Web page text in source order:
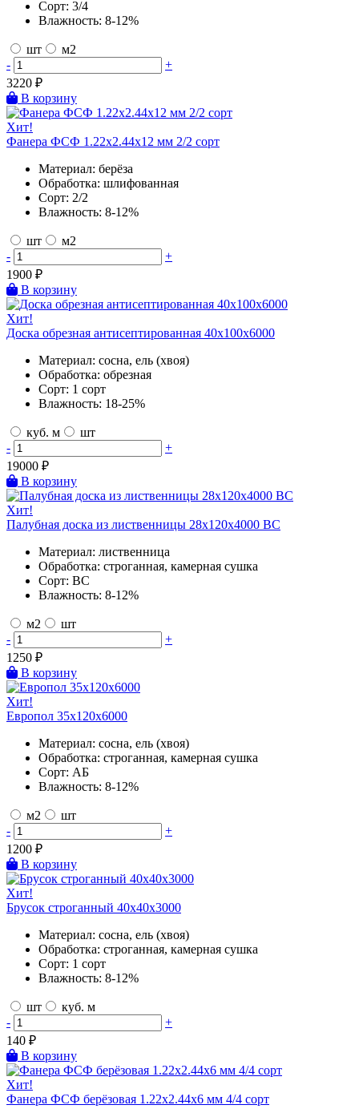
Сорт: 3/4
Влажность: 8-12%
шт
м2
-
+
3220 ₽
В корзину
Хит!
Фанера ФСФ 1.22х2.44х12 мм 2/2 сорт
Материал: берёза
Обработка: шлифованная
Сорт: 2/2
Влажность: 8-12%
шт
м2
-
+
1900 ₽
В корзину
Хит!
Доска обрезная антисептированная 40х100х6000
Материал: сосна, ель (хвоя)
Обработка: обрезная
Сорт: 1 сорт
Влажность: 18-25%
куб. м
шт
-
+
19000 ₽
В корзину
Хит!
Палубная доска из лиственницы 28х120х4000 BC
Материал: лиственница
Обработка: строганная, камерная сушка
Сорт: BC
Влажность: 8-12%
м2
шт
-
+
1250 ₽
В корзину
Хит!
Европол 35х120х6000
Материал: сосна, ель (хвоя)
Обработка: строганная, камерная сушка
Сорт: АБ
Влажность: 8-12%
м2
шт
-
+
1200 ₽
В корзину
Хит!
Брусок строганный 40х40х3000
Материал: сосна, ель (хвоя)
Обработка: строганная, камерная сушка
Сорт: 1 сорт
Влажность: 8-12%
шт
куб. м
-
+
140 ₽
В корзину
Хит!
Фанера ФСФ берёзовая 1.22х2.44х6 мм 4/4 сорт